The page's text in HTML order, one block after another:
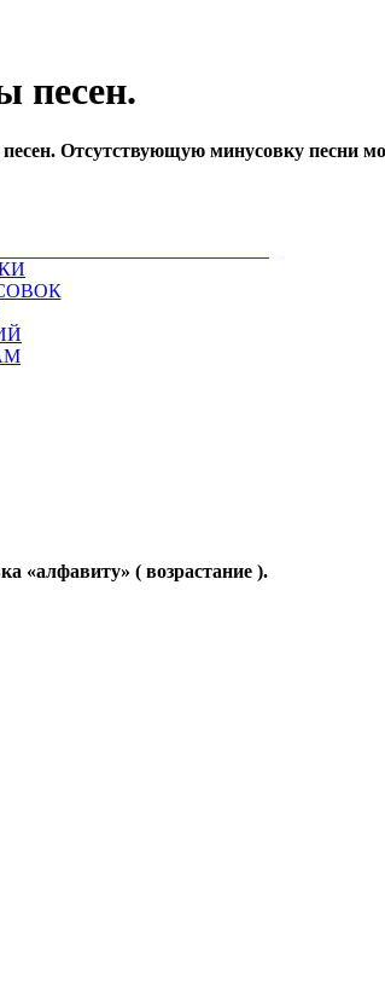
песен.
Отсутствующую минусовку песни
«алфавиту» ( возрастание ).